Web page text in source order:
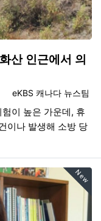
산 인근에서 의
등록자
eKBS 캐나다 뉴스팀
이 높은 가운데, 휴
이나 발생해 소방 당
New